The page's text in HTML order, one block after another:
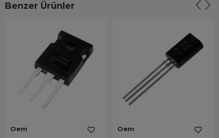
Benzer Ürünler
Oem Oem